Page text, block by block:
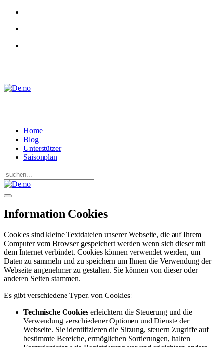
Home
Blog
Unterstützer
Saisonplan
Information Cookies
Cookies sind kleine Textdateien unserer Webseite, die auf Ihrem
Computer vom Browser gespeichert werden wenn sich dieser mit
dem Internet verbindet. Cookies können verwendet werden, um
Daten zu sammeln und zu speichern um Ihnen die Verwendung der
Webseite angenehmer zu gestalten. Sie können von dieser oder
anderen Seiten stammen.
Es gibt verschiedene Typen von Cookies:
Technische Cookies erleichtern die Steuerung und die
Verwendung verschiedener Optionen und Dienste der
Webseite. Sie identifizieren die Sitzung, steuern Zugriffe auf
bestimmte Bereiche, ermöglichen Sortierungen, halten